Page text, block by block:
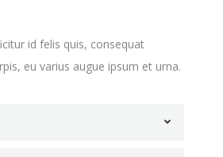
id felis quis, consequat
eu varius augue ipsum et urna.